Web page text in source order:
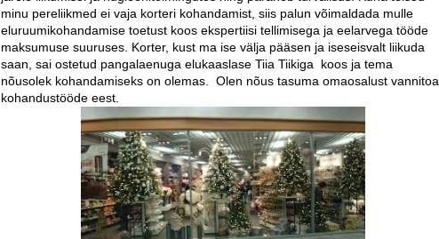
minu pereliikmed ei vaja korteri kohandamist, siis palun võimaldada mulle
eluruumikohandamise toetust koos ekspertiisi tellimisega ja eelarvega tööde
maksumuse suuruses. Korter, kust ma ise välja pääsen ja iseseisvalt liikuda
saan, sai ostetud pangalaenuga elukaaslase Tiia Tiikiga
koos ja tema
nõusolek kohandamiseks on olemas.
Olen nõus tasuma omaosalust vannitoa
kohandustööde eest.